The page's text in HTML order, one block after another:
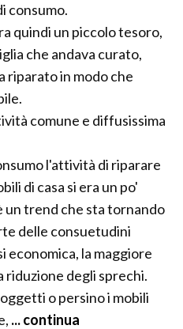
consumo.
quindi un piccolo tesoro,
che andava curato,
riparato in modo che
comune e diffusissima
l'attività di riparare
di casa si era un po'
un trend che sta tornando
delle consuetudini
economica, la maggiore
riduzione degli sprechi.
o persino i mobili
... continua